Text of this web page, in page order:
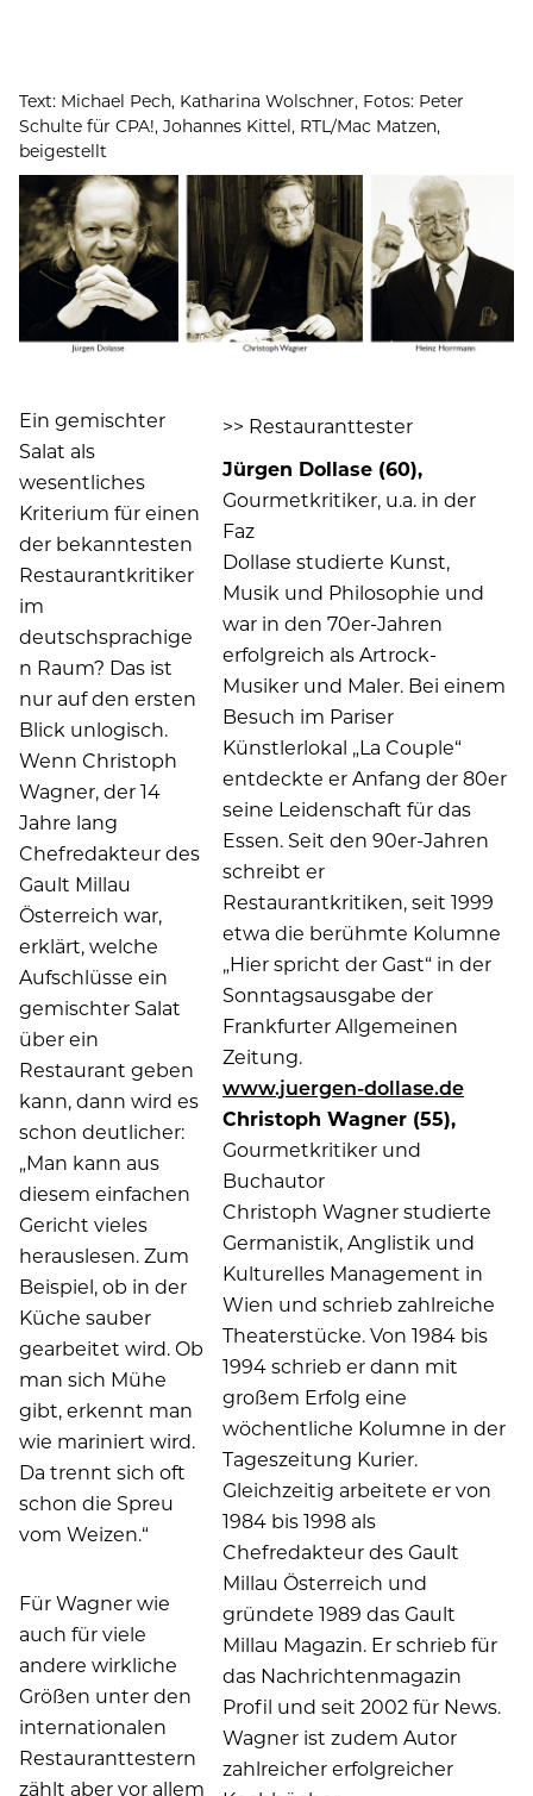
Text: Michael Pech, Katharina Wolschner, Fotos: Peter
Schulte für CPA!, Johannes Kittel, RTL/Mac Matzen,
beigestellt
>> Restauranttester
Jürgen Dollase (60),
Gourmetkritiker, u.a. in der
Faz
Dollase studierte Kunst,
Musik und Philosophie und
war in den 70er-Jahren
erfolgreich als Artrock-
Musiker und Maler. Bei einem
Besuch im Pariser
Künstlerlokal „La Couple“
entdeckte er Anfang der 80er
seine Leidenschaft für das
Essen. Seit den 90er-Jahren
schreibt er
Restaurantkritiken, seit 1999
etwa die berühmte Kolumne
„Hier spricht der Gast“ in der
Sonntagsausgabe der
Frankfurter Allgemeinen
Zeitung.
www.juergen-dollase.de
Christoph Wagner (55),
Gourmetkritiker und
Buchautor
Christoph Wagner studierte
Germanistik, Anglistik und
Kulturelles Management in
Wien und schrieb zahlreiche
Theaterstücke. Von 1984 bis
1994 schrieb er dann mit
großem Erfolg eine
wöchentliche Kolumne in der
Tageszeitung Kurier.
Gleichzeitig arbeitete er von
1984 bis 1998 als
Chefredakteur des Gault
Millau Österreich und
gründete 1989 das Gault
Millau Magazin. Er schrieb für
das Nachrichtenmagazin
Profil und seit 2002 für News.
Wagner ist zudem Autor
zahlreicher erfolgreicher
Ein gemischter
Salat als
wesentliches
Kriterium für einen
der bekanntesten
Restaurantkritiker
im
deutschsprachige
n Raum? Das ist
nur auf den ersten
Blick unlogisch.
Wenn Christoph
Wagner, der 14
Jahre lang
Chefredakteur des
Gault Millau
Österreich war,
erklärt, welche
Aufschlüsse ein
gemischter Salat
über ein
Restaurant geben
kann, dann wird es
schon deutlicher:
„Man kann aus
diesem einfachen
Gericht vieles
herauslesen. Zum
Beispiel, ob in der
Küche sauber
gearbeitet wird. Ob
man sich Mühe
gibt, erkennt man
wie mariniert wird.
Da trennt sich oft
schon die Spreu
vom Weizen.“
Für Wagner wie
auch für viele
andere wirkliche
Größen unter den
internationalen
Restauranttestern
zählt aber vor allem